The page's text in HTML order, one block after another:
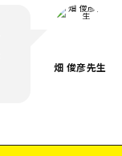
畑 俊彦先生